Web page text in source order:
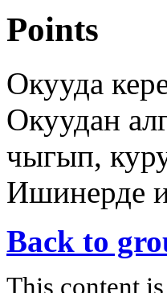
Points
Окууда
Окуудан
чыгып,
Ишинерде
Back to
This content